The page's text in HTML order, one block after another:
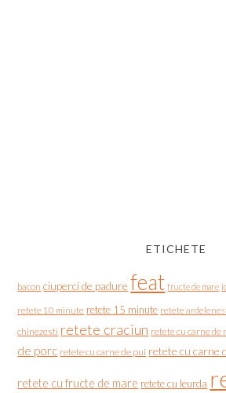
ETICHETE
bacon ciuperci de padure feat fructe de mare
retete 10 minute retete 15 minute retete
chinezesti retete craciun retete cu carne de
de porc retete cu carne de pui retete cu carne
retete cu fructe de mare retete cu leurda